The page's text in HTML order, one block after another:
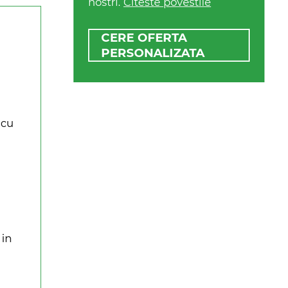
nostri. Citeste povestile
CERE OFERTA
PERSONALIZATA